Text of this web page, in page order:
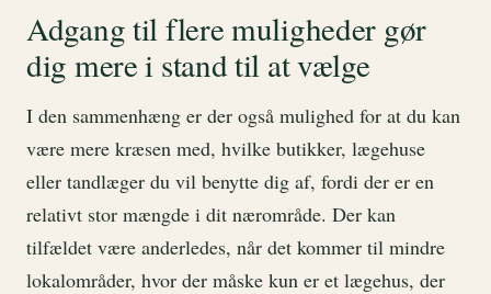
Adgang til flere muligheder gør
dig mere i stand til at vælge
I den sammenhæng er der også mulighed for at du kan
være mere kræsen med, hvilke butikker, lægehuse
eller tandlæger du vil benytte dig af, fordi der er en
relativt stor mængde i dit nærområde. Der kan
tilfældet være anderledes, når det kommer til mindre
lokalområder, hvor der måske kun er et lægehus, der